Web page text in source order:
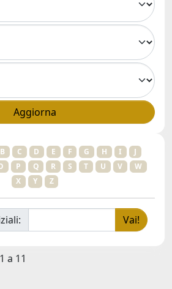
B C D E F G H I
J
P Q R S T U V
W
X
Y Z
a 11